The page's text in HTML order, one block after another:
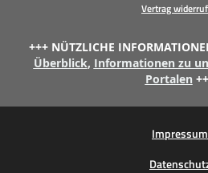
Vertrag
+++ NÜTZLICHE
Überblick, Informationen zu
Portalen
Impressum